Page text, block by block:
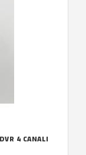
4 CANALI